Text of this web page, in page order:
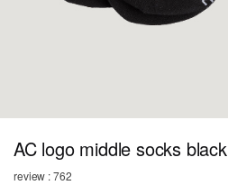
AC logo middle socks black
review : 762